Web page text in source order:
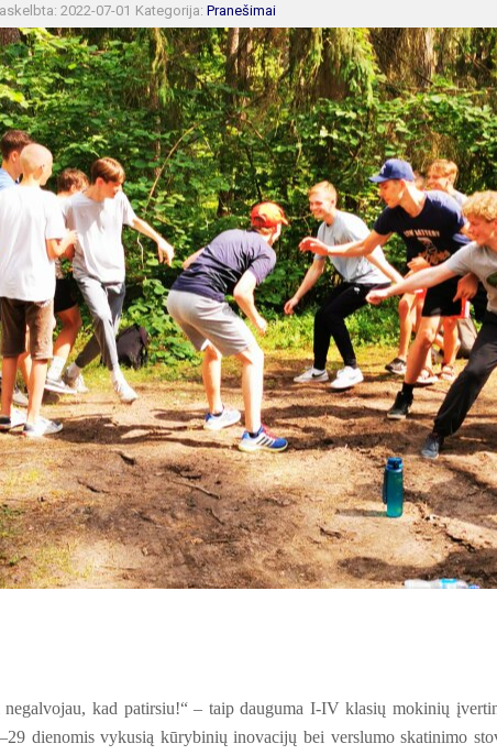
2022-07-01 Kategorija: Pranešimai
kad patirsiu!“ – taip dauguma I-IV klasių mokinių
dienomis vykusią kūrybinių inovacijų bei verslumo skatinimo